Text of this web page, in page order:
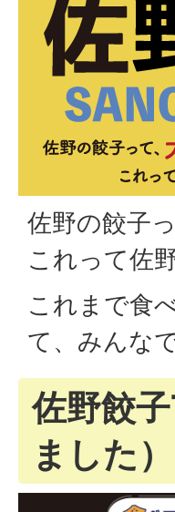
佐野の餃子
これって佐
これまで食
て、みんな
佐野餃
ました）